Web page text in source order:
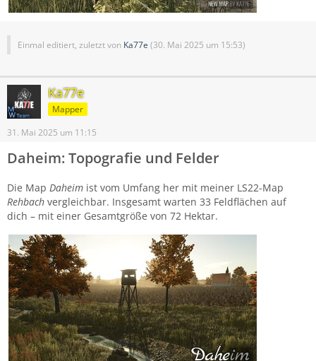
Einmal editiert, zuletzt von Ka77e (30. Mai 2025 um 15:53)
Ka77e
Mapper
31. Mai 2025 um 11:15
Daheim: Topografie und Felder
Die Map Daheim ist vom Umfang her mit meiner LS22-Map
Rehbach vergleichbar. Insgesamt warten 33 Feldflächen auf
dich – mit einer Gesamtgröße von 72 Hektar.